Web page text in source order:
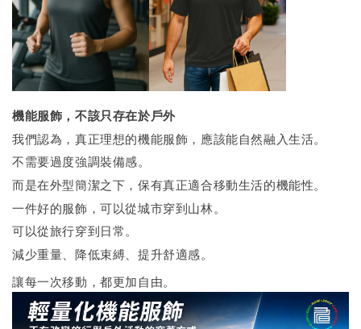
機能服飾，不該只存在於戶外
我們認為，真正理想的機能服飾，應該能自然融入生活。
不需要過度強調裝備感。
而是在外型簡潔之下，保有真正適合移動生活的機能性。
一件好的服飾，可以從城市穿到山林。
可以從旅行穿到日常。
減少重量、降低束縛、提升舒適感。
讓每一次移動，都更加自由。